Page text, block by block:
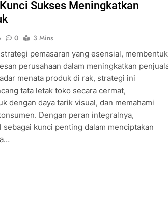
Sukses Meningkatkan
0
3 Mins
pemasaran yang esensial, membentuk
perusahaan dalam meningkatkan
menata produk di rak, strategi ini
tata letak toko secara cermat,
dengan daya tarik visual, dan memahami
Dengan peran integralnya,
kunci penting dalam menciptakan